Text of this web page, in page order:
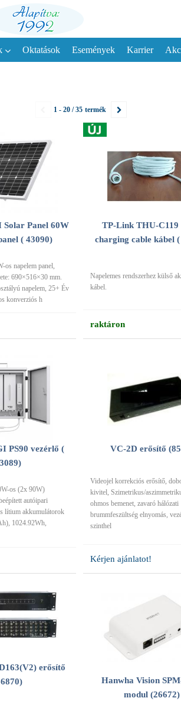
Oktatások Események Karrier
1 - 20 / 35 termék
Panel 60W
( 43090)
os napelem panel,
690×516×30 mm.
napelem, 25+ Év
konverziós h
TP-Link THU-C119
charging cable kábel
Napelemes rendszerhez külső
kábel.
raktáron
PS90 vezérlő (
os (2x 90W)
autóipari
lítium akkumulátorok
1024.92Wh,
VC-2D erősítő
Videojel korrekciós erősítő,
kivitel, Szimetrikus/
ohmos bemenet, zavaró hálózati
brummfeszültség elnyomás,
szinthel
Kérjen ajánlatot!
erősítő
Hanwha Vision
modul (26672)